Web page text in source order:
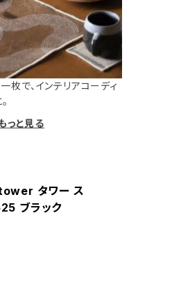
枚で、インテリアコーディ
っと見る
タワー ス
ブラック